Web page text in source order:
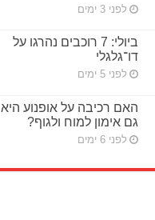
לפני 3 ימים
ביולי: 7 רוכבים נהרגו על
דו־גלגלי
לפני 5 ימים
האם רכיבה על אופנוע היא
גם אימון למוח ולגוף?
לפני 6 ימים